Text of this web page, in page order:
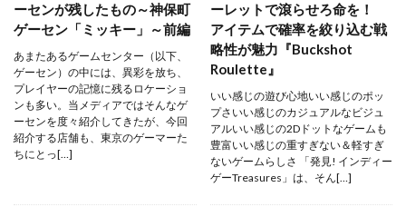
ーセンが残したもの～神保町
ゲーセン「ミッキー」～前編
あまたあるゲームセンター（以下、
ゲーセン）の中には、異彩を放ち、
プレイヤーの記憶に残るロケーショ
ンも多い。当メディアではそんなゲ
ーセンを度々紹介してきたが、今回
紹介する店舗も、東京のゲーマーた
ちにとっ[…]
ーレットで滾らせろ命を！
アイテムで確率を絞り込む戦
略性が魅力『Buckshot
Roulette』
いい感じの遊び心地いい感じのポッ
プさいい感じのカジュアルなビジュ
アルいい感じの2Dドットなゲームも
豊富いい感じの重すぎない＆軽すぎ
ないゲームらしさ 「発見! インディー
ゲーTreasures」は、そん[…]